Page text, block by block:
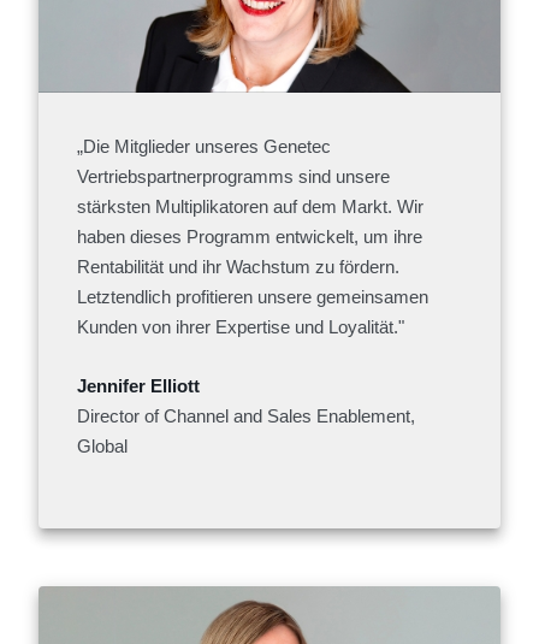
„Die Mitglieder unseres Genetec
Vertriebspartnerprogramms sind unsere
stärksten Multiplikatoren auf dem Markt. Wir
haben dieses Programm entwickelt, um ihre
Rentabilität und ihr Wachstum zu fördern.
Letztendlich profitieren unsere gemeinsamen
Kunden von ihrer Expertise und Loyalität."
Jennifer Elliott
Director of Channel and Sales Enablement,
Global